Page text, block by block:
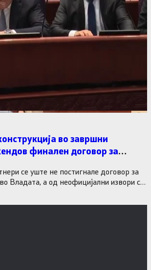
во завршни
финален договор за
се уште не постигнале договор за
Владата, а од неофицијални извори се